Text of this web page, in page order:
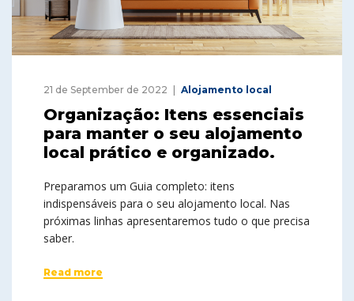
21 de September de 2022 Alojamento local
Organização: Itens essenciais
para manter o seu alojamento
local prático e organizado.
Preparamos um Guia completo: itens
indispensáveis para o seu alojamento local. Nas
próximas linhas apresentaremos tudo o que precisa
saber.
Read more